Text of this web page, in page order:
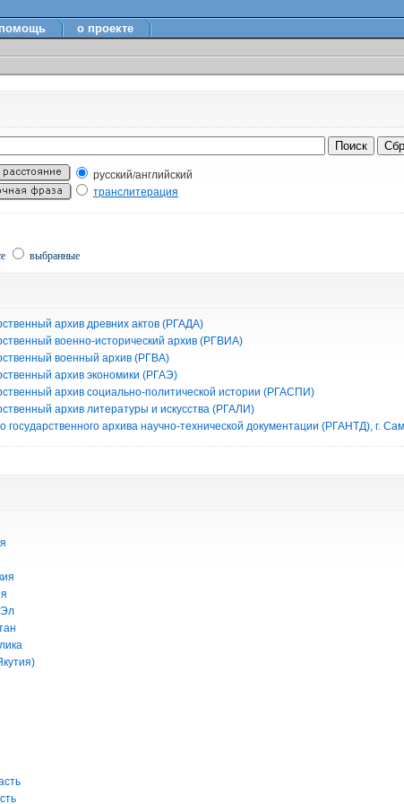
помощь о проекте
русский/английский
транслитерация
выбранные
архив древних актов (РГАДА)
военно-исторический архив (РГВИА)
военный архив (РГВА)
архив экономики (РГАЭ)
архив социально-политической истории (РГАСПИ)
архив литературы и искусства (РГАЛИ)
государственного архива научно-технической документации (РГАНТД), г.
Эл